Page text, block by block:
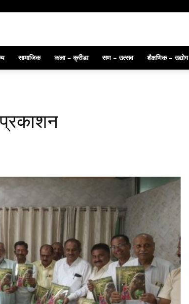
भारत सरकारचे पेटंट
सामाजिक कला – क्रीडा सण – उत्सव शैक्षणिक – उद्योग
प्रकाशन